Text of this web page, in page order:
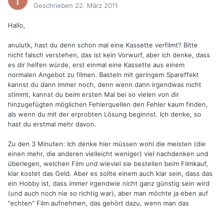
Geschrieben 22. März 2011
Hallo,
anulutk, hast du denn schon mal eine Kassette verfilmt? Bitte
nicht falsch verstehen, das ist kein Vorwurf, aber ich denke, dass
es dir helfen würde, erst einmal eine Kassette aus einem
normalen Angebot zu filmen. Basteln mit geringem Spareffekt
kannst du dann immer noch, denn wenn dann irgendwas nicht
stimmt, kannst du beim ersten Mal bei so vielen von dir
hinzugefügten möglichen Fehlerquellen den Fehler kaum finden,
als wenn du mit der erprobten Lösung beginnst. Ich denke, so
hast du erstmal mehr davon.
Zu den 3 Minuten: Ich denke hier müssen wohl die meisten (die
einen mehr, die anderen vielleicht weniger) viel nachdenken und
überlegen, welchen Film und wieviel sie bestellen beim Filmkauf,
klar kostet das Geld. Aber es sollte einem auch klar sein, dass das
ein Hobby ist, dass immer irgendwie nicht ganz günstig sein wird
(und auch noch nie so richtig war), aber man möchte ja eben auf
"echten" Film aufnehmen, das gehört dazu, wenn man das